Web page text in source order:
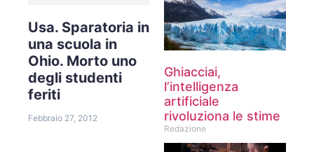
Usa. Sparatoria in
una scuola in
Ohio. Morto uno
degli studenti
feriti
Febbraio 27, 2012
Ghiacciai,
l’intelligenza
artificiale
rivoluziona le stime
Redazione